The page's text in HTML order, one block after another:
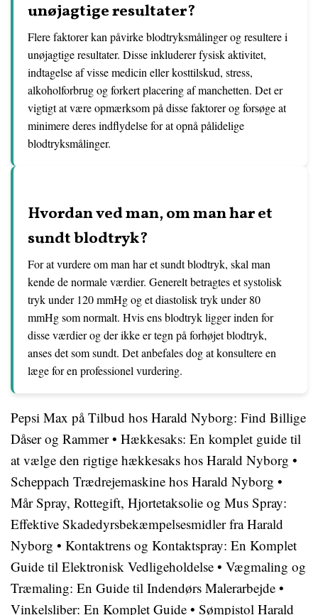
unøjagtige resultater?
Flere faktorer kan påvirke blodtryksmålinger og resultere i
unøjagtige resultater. Disse inkluderer fysisk aktivitet,
indtagelse af visse medicin eller kosttilskud, stress,
alkoholforbrug og forkert placering af manchetten. Det er
vigtigt at være opmærksom på disse faktorer og forsøge at
minimere deres indflydelse for at opnå pålidelige
blodtryksmålinger.
Hvordan ved man, om man har et
sundt blodtryk?
For at vurdere om man har et sundt blodtryk, skal man
kende de normale værdier. Generelt betragtes et systolisk
tryk under 120 mmHg og et diastolisk tryk under 80
mmHg som normalt. Hvis ens blodtryk ligger inden for
disse værdier og der ikke er tegn på forhøjet blodtryk,
anses det som sundt. Det anbefales dog at konsultere en
læge for en professionel vurdering.
Pepsi Max på Tilbud hos Harald Nyborg: Find Billige
Dåser og Rammer• Hækkesaks: En komplet guide til
at vælge den rigtige hækkesaks hos Harald Nyborg •
Scheppach Trædrejemaskine hos Harald Nyborg •
Mår Spray, Rottegift, Hjortetaksolie og Mus Spray:
Effektive Skadedyrsbekæmpelsesmidler fra Harald
Nyborg • Kontaktrens og Kontaktspray: En Komplet
Guide til Elektronisk Vedligeholdelse • Vægmaling og
Træmaling: En Guide til Indendørs Malerarbejde •
Vinkelsliber: En Komplet Guide • Sømpistol Harald